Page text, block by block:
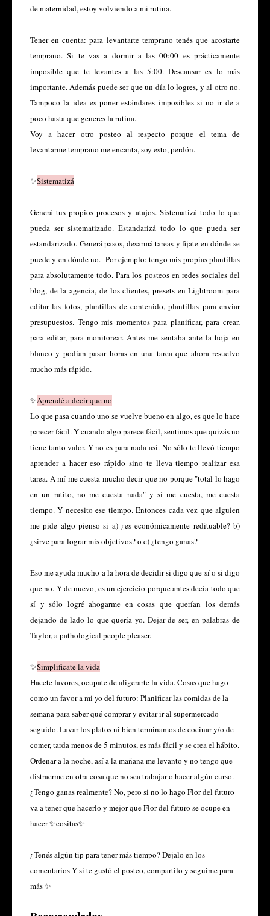
de maternidad, estoy volviendo a mi rutina.
Tener en cuenta:para levantarte temprano tenés que acostarte
temprano. Si te vas a dormir a las 00:00 es prácticamente
imposible que te levantes a las 5:00. Descansar es lo más
importante. Además puede ser que un día lo logres, y al otro no.
Tampoco la idea es poner estándares imposibles si no ir de a
poco hasta que generes la rutina.
Voy a hacer otro posteo al respecto porque el tema de
levantarme temprano me encanta, soy esto, perdón.
✨Sistematizá
Generá tus propios procesos y atajos. Sistematizá todo lo que
pueda ser sistematizado. Estandarizá todo lo que pueda ser
estandarizado. Generá pasos, desarmá tareas y fijate en dónde se
puede y en dónde no. Por ejemplo: tengo mis propias plantillas
para absolutamente todo. Para los posteos en redes sociales del
blog, de la agencia, de los clientes, presets en Lightroom para
editar las fotos, plantillas de contenido, plantillas para enviar
presupuestos. Tengo mis momentos para planificar, para crear,
para editar, para monitorear. Antes me sentaba ante la hoja en
blanco y podían pasar horas en una tarea que ahora resuelvo
mucho más rápido.
✨Aprendé a decir que no
Lo que pasa cuando uno se vuelve bueno en algo, es que lo hace
parecer fácil. Y cuando algo parece fácil, sentimos que quizás no
tiene tanto valor. Y no es para nada así. No sólo te llevó tiempo
aprender a hacer eso rápido sino te lleva tiempo realizar esa
tarea. A mí me cuesta mucho decir que no porque "total lo hago
en un ratito, no me cuesta nada" y sí me cuesta, me cuesta
tiempo. Y necesito ese tiempo. Entonces cada vez que alguien
me pide algo pienso si a) ¿es económicamente redituable? b)
¿sirve para lograr mis objetivos? o c) ¿tengo ganas?
Eso me ayuda mucho a la hora de decidir si digo que sí o si digo
que no. Y de nuevo, es un ejercicio porque antes decía todo que
sí y sólo logré ahogarme en cosas que querían los demás
dejando de lado lo que quería yo. Dejar de ser, en palabras de
Taylor, a pathological people pleaser.
✨Simplificate la vida
Hacete favores, ocupate de aligerarte la vida. Cosas que hago
como un favor a mi yo del futuro: Planificar las comidas de la
semana para saber qué comprar y evitar ir al supermercado
seguido. Lavar los platos ni bien terminamos de cocinar y/o de
comer, tarda menos de 5 minutos, es más fácil y se crea el hábito.
Ordenar a la noche, así a la mañana me levanto y no tengo que
distraerme en otra cosa que no sea trabajar o hacer algún curso.
¿Tengo ganas realmente? No, pero si no lo hago Flor del futuro
va a tener que hacerlo y mejor que Flor del futuro se ocupe en
hacer ✨cositas✨
¿Tenés algún tip para tener más tiempo? Dejalo en los
comentarios Y si te gustó el posteo, compartilo y seguime para
más ✨